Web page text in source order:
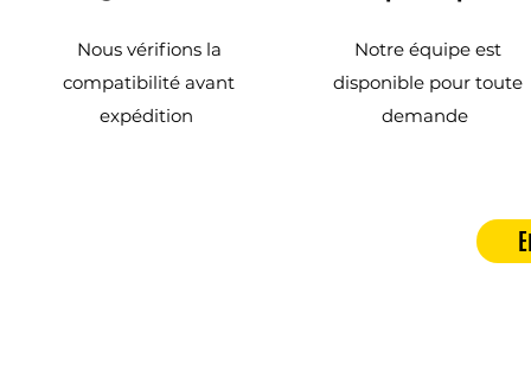
Nous vérifions la
compatibilité avant
expédition
Notre équipe est
disponible pour toute
demande